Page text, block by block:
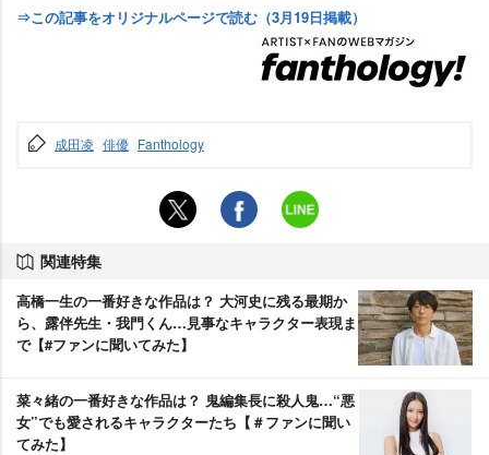
⇒この記事をオリジナルページで読む（3月19日掲載）
成田凌 俳優 Fanthology
関連特集
高橋一生の一番好きな作品は？ 大河史に残る最期か
ら、露伴先生・我門くん…見事なキャラクター表現ま
で【#ファンに聞いてみた】
菜々緒の一番好きな作品は？ 鬼編集長に殺人鬼…“悪
女”でも愛されるキャラクターたち【＃ファンに聞い
てみた】